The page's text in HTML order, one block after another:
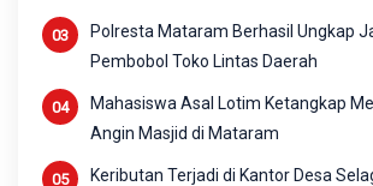
Polresta Mataram Berhasil Ungkap
Pembobol Toko Lintas Daerah
Mahasiswa Asal Lotim Ketangkap
Angin Masjid di Mataram
Keributan Terjadi di Kantor Desa